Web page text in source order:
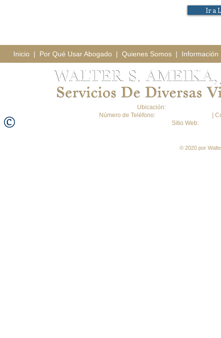
Ir a
©
Ubicación:Copilco 339,
Número de Teléfono:
|
Sitio Web:
© 2020 por
Inicio| Por Qué Usar Abogado| Quienes Somos | Información